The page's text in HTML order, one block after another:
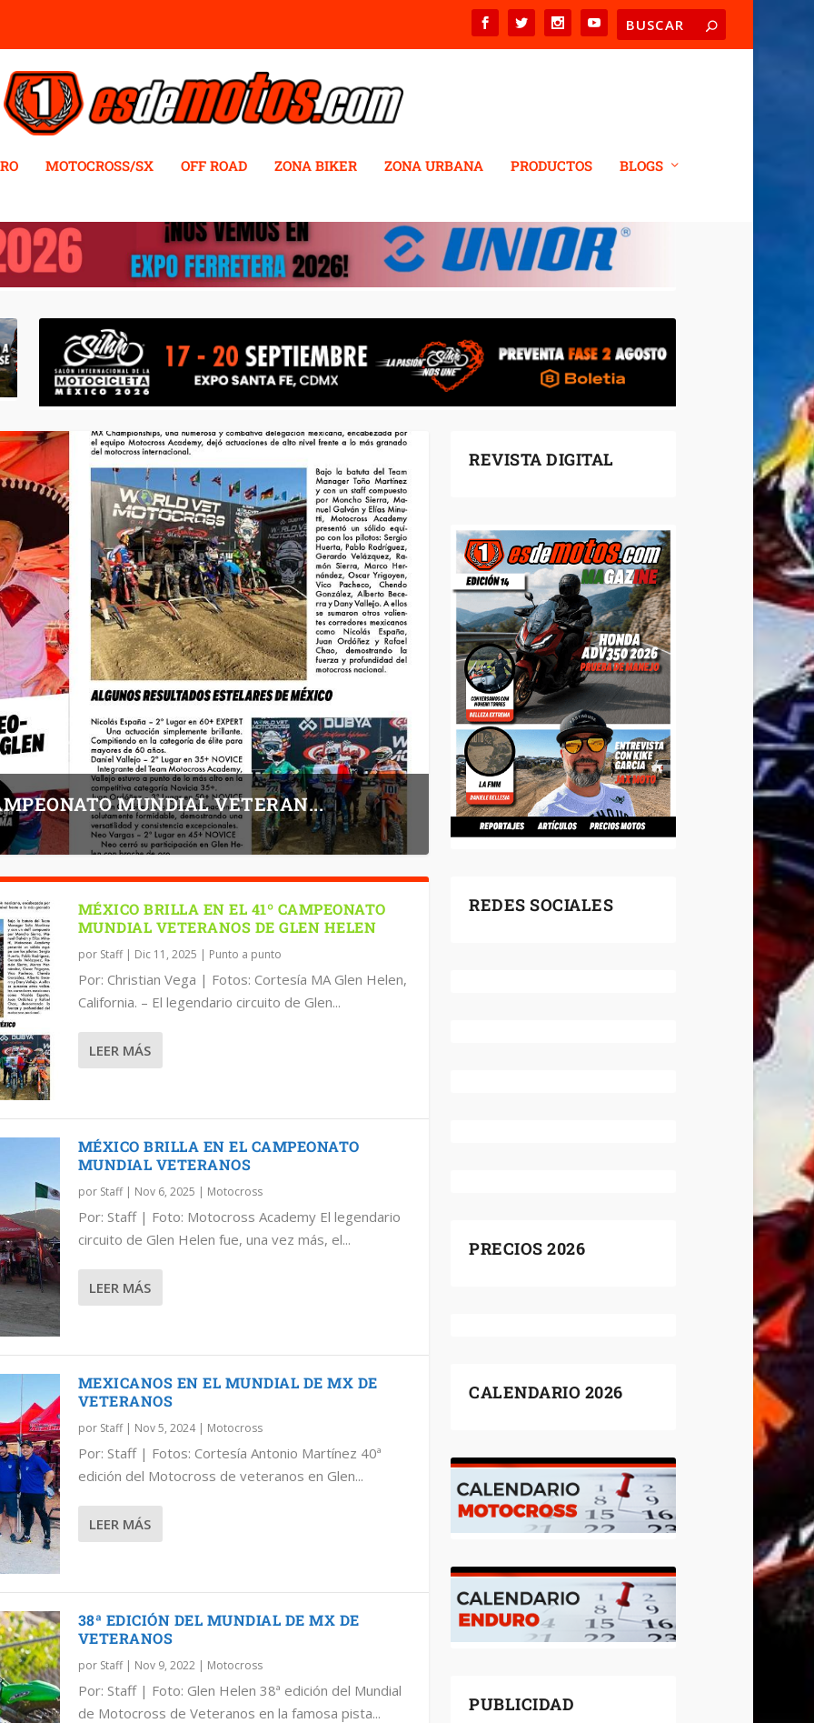
MOTOCROSS/SX OFF ROAD ZONA BIKER ZONA URBANA PRODUCTOS BLOGS
MUNDIAL VETERAN...
MUNDIAL VETERANOS
MX DE VETERANOS
MX DE VETERANOS
MÉXICO BRILLA EN EL 41º CAMPEONATO
MUNDIAL VETERANOS DE GLEN HELEN
por Staff| Dic 11, 2025 | Punto a punto
Por: Christian Vega | Fotos: Cortesía MA Glen Helen,
California. – El legendario circuito de Glen...
LEER MÁS
MÉXICO BRILLA EN EL CAMPEONATO
MUNDIAL VETERANOS
por Staff| Nov 6, 2025 | Motocross
Por: Staff | Foto: Motocross Academy El legendario
circuito de Glen Helen fue, una vez más, el...
LEER MÁS
MEXICANOS EN EL MUNDIAL DE MX DE
VETERANOS
por Staff| Nov 5, 2024| Motocross
Por: Staff | Fotos: Cortesía Antonio Martínez 40ª
edición del Motocross de veteranos en Glen...
LEER MÁS
38ª EDICIÓN DEL MUNDIAL DE MX DE
VETERANOS
por Staff| Nov 9, 2022| Motocross
Por: Staff | Foto: Glen Helen 38ª edición del Mundial
de Motocross de Veteranos en la famosa pista...
REVISTA DIGITAL
REDES SOCIALES
PRECIOS 2026
CALENDARIO 2026
PUBLICIDAD